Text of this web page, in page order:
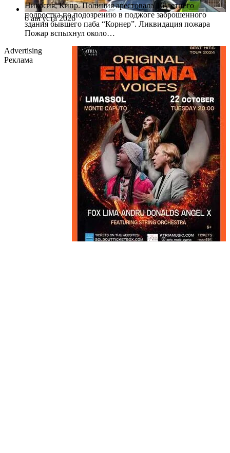
6 августа 2026
Никосия, Кипр. Полиция арестовала 16-летнего
подростка по подозрению в поджоге заброшенного
здания бывшего паба “Корнер”. Ликвидация пожара
Пожар вспыхнул около…
Advertising
Реклама